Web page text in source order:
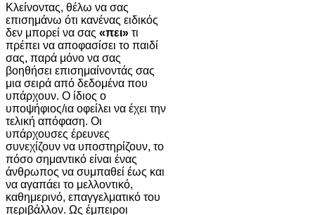
Κλείνοντας, θέλω να σας
επισημάνω ότι κανένας ειδικός
δεν μπορεί να σας «πει» τι
πρέπει να αποφασίσει το παιδί
σας, παρά μόνο να σας
βοηθήσει επισημαίνοντάς σας
μια σειρά από δεδομένα που
υπάρχουν. Ο ίδιος ο
υποψήφιος/ια οφείλει να έχει την
τελική απόφαση. Οι
υπάρχουσες έρευνες
συνεχίζουν να υποστηρίζουν, το
πόσο σημαντικό είναι ένας
άνθρωπος να συμπαθεί έως και
να αγαπάει το μελλοντικό,
καθημερινό, επαγγελματικό του
περιβάλλον. Ως έμπειροι